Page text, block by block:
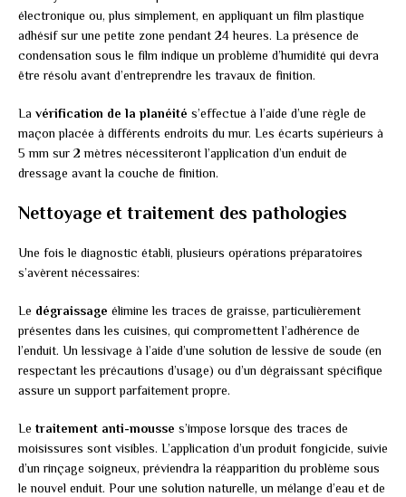
électronique ou, plus simplement, en appliquant un film plastique
adhésif sur une petite zone pendant 24 heures. La présence de
condensation sous le film indique un problème d’humidité qui devra
être résolu avant d’entreprendre les travaux de finition.
La vérification de la planéité s’effectue à l’aide d’une règle de
maçon placée à différents endroits du mur. Les écarts supérieurs à
5 mm sur 2 mètres nécessiteront l’application d’un enduit de
dressage avant la couche de finition.
Nettoyage et traitement des pathologies
Une fois le diagnostic établi, plusieurs opérations préparatoires
s’avèrent nécessaires:
Le dégraissage élimine les traces de graisse, particulièrement
présentes dans les cuisines, qui compromettent l’adhérence de
l’enduit. Un lessivage à l’aide d’une solution de lessive de soude (en
respectant les précautions d’usage) ou d’un dégraissant spécifique
assure un support parfaitement propre.
Le traitement anti-mousse s’impose lorsque des traces de
moisissures sont visibles. L’application d’un produit fongicide, suivie
d’un rinçage soigneux, préviendra la réapparition du problème sous
le nouvel enduit. Pour une solution naturelle, un mélange d’eau et de